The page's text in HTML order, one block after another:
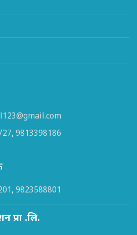
, 9813398186
, 9823588801
प्रा .लि.